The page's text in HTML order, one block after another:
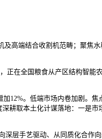
端结合收割机范畴；聚焦
全国粮食从产区结构智能
。低端市场内卷加剧。焦
耕取本土化计谋落地：一是
手艺驱动、从同质化合作